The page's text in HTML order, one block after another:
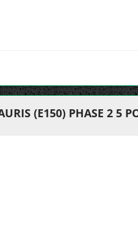
(E150) PHASE 2 5